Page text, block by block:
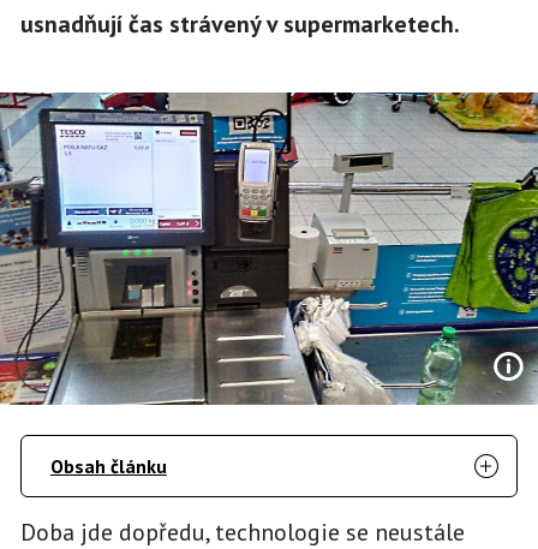
usnadňují čas strávený v supermarketech.
Obsah článku
Doba jde dopředu, technologie se neustále